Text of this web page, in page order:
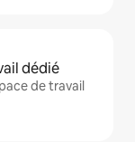
dédié
de travail